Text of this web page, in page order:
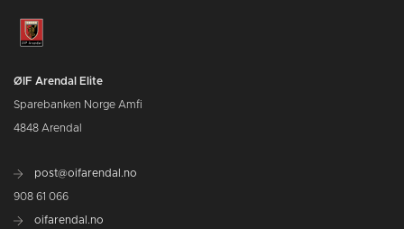
ØIF Arendal Elite
Sparebanken Norge Amfi
4848 Arendal
post@oifarendal.no
908 61 066
oifarendal.no